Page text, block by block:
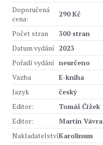
Doporučená
cena:
290 Kč
Počet stran
300 stran
Datum vydání 2023
Pořadí vydání neurčeno
Vazba
E-kniha
Jazyk
český
Editor:
Tomáš Čížek
Editor:
Martin Vávra
NakladatelstvíKarolinum